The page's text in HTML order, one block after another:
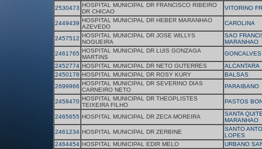
2530473 HOSPITAL MUNICIPAL DR FRANCISCO RIBEIRO
DR CHICAO
VITORINO
2449439 HOSPITAL MUNICIPAL DR HEBER MARANHAO
AZEVEDO
CAROLINA
2457512 HOSPITAL MUNICIPAL DR JOSE WILLYS
NOGUEIRA
SAO
MARANHAO
2461765 HOSPITAL MUNICIPAL DR LUIS GONZAGA
MARTINS
2452774 HOSPITAL MUNICIPAL DR NETO GUTERRES
ALCANTARA
2450178 HOSPITAL MUNICIPAL DR ROSY KURY
BALSAS
2699966 HOSPITAL MUNICIPAL DR SEVERINO DIAS
CARNEIRO NETO
PARAIBANO
2458470 HOSPITAL MUNICIPAL DR THEOPLISTES
TEIXEIRA FILHO
PASTOS
2465655 HOSPITAL MUNICIPAL DR ZECA MOREIRA
SANTA
MARANHAO
2461234 HOSPITAL MUNICIPAL DR ZERBINE
SANTO
LOPES
2464454 HOSPITAL MUNICIPAL EDIR MELO
URBANO